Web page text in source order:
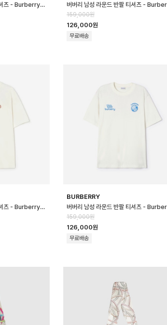
버버리 남성 라운드 반팔 티셔츠 - Burberry Mens Round Tshirt - b…
159,000원
126,000원
무료배송
버버리 남성 라운드 반팔 티셔츠 - Burberry Mens Round Tshirt - b…
BURBERRY
159,000원
126,000원
무료배송